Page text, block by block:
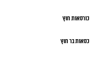
כורסאות חוץ
כסאות בר חוץ